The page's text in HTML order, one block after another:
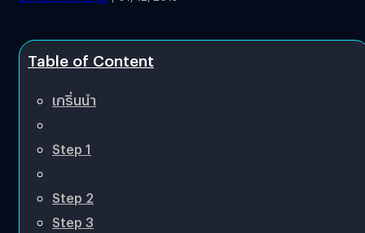
Table of Content
เกริ่นนำ
Step 1
Step 2
Step 3